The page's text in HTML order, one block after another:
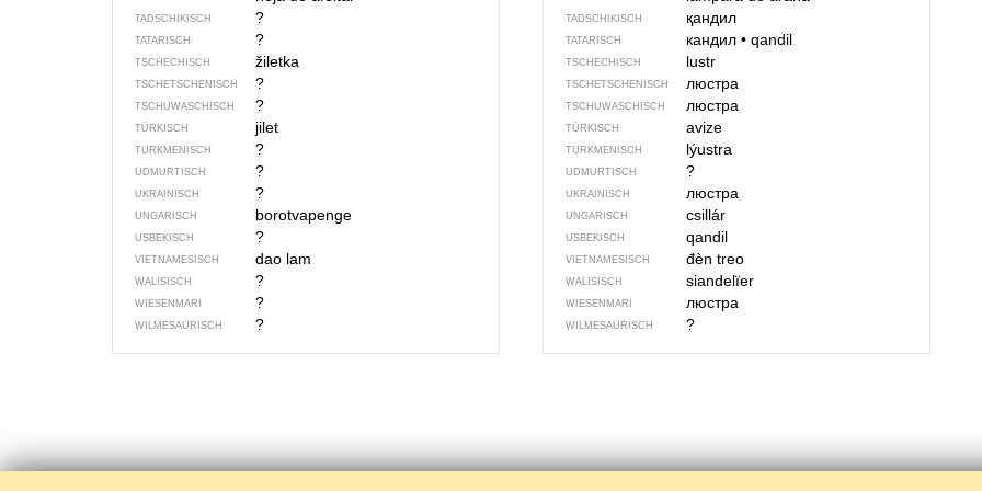
TADSCHIKISCH ?
TATARISCH ?
TSCHECHISCH žiletka
TSCHETSCHENISCH ?
TSCHUWASCHISCH ?
TÜRKISCH jilet
TURKMENISCH ?
UDMURTISCH ?
UKRAINISCH ?
UNGARISCH borotvapenge
USBEKISCH ?
VIETNAMESISCH dao lam
WALISISCH ?
WIESENMARI ?
WILMESAURISCH ?
TADSCHIKISCH қандил
TATARISCH кандил • qandil
TSCHECHISCH lustr
TSCHETSCHENISCH люстра
TSCHUWASCHISCH люстра
TÜRKISCH avize
TURKMENISCH lýustra
UDMURTISCH ?
UKRAINISCH люстра
UNGARISCH csillár
USBEKISCH qandil
VIETNAMESISCH đèn treo
WALISISCH siandelïer
WIESENMARI люстра
WILMESAURISCH ?